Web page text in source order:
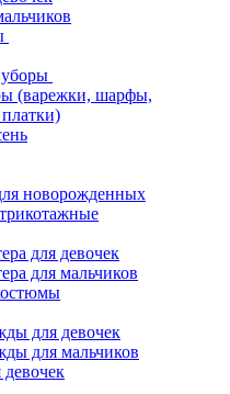
(варежки, шарфы,
новорожденных
для девочек
для мальчиков
для девочек
для мальчиков